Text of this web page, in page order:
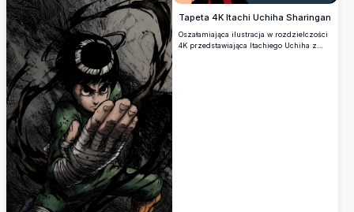
Tapeta 4K Itachi Uchiha Sharingan
Oszałamiająca ilustracja w rozdzielczości
4K przedstawiająca Itachiego Uchiha z